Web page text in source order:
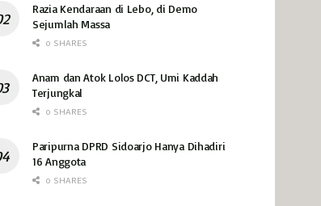
Razia Kendaraan di Lebo, di Demo
Sejumlah Massa
0 SHARES
Anam dan Atok Lolos DCT, Umi Kaddah
Terjungkal
0 SHARES
Paripurna DPRD Sidoarjo Hanya Dihadiri
16 Anggota
0 SHARES